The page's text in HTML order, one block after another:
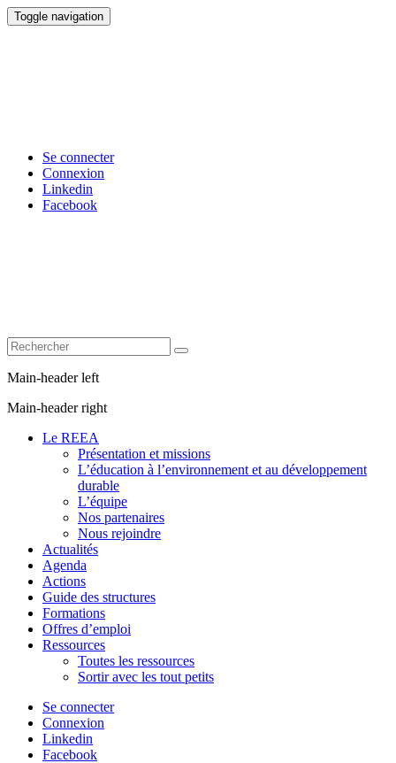
Toggle navigation
Se connecter
Connexion
Linkedin
Facebook
Main-header left
Main-header right
Le REEA
Présentation et missions
L’éducation à l’environnement et au développement
durable
L’équipe
Nos partenaires
Nous rejoindre
Actualités
Agenda
Actions
Guide des structures
Formations
Offres d’emploi
Ressources
Toutes les ressources
Sortir avec les tout petits
Se connecter
Connexion
Linkedin
Facebook